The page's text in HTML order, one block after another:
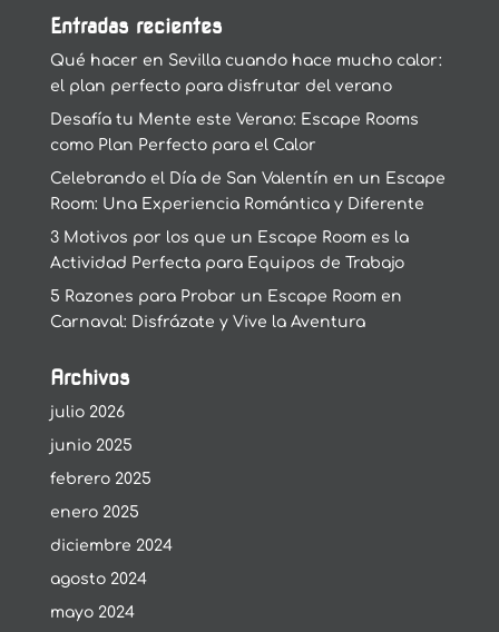
Entradas recientes
Qué hacer en Sevilla cuando hace mucho calor:
el plan perfecto para disfrutar del verano
Desafía tu Mente este Verano: Escape Rooms
como Plan Perfecto para el Calor
Celebrando el Día de San Valentín en un Escape
Room: Una Experiencia Romántica y Diferente
3 Motivos por los que un Escape Room es la
Actividad Perfecta para Equipos de Trabajo
5 Razones para Probar un Escape Room en
Carnaval: Disfrázate y Vive la Aventura
Archivos
julio 2026
junio 2025
febrero 2025
enero 2025
diciembre 2024
agosto 2024
mayo 2024